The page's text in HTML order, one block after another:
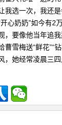
我选一次，我还是
奶奶”如今有2万
，要像他当年追
梅送“鲜花”“钻
经常凌晨三四